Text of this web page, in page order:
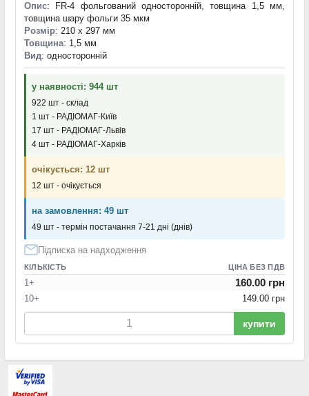
Опис: FR-4 фольгований односторонній, товщина 1,5 мм,
товщина шару фольги 35 мкм
Розмір: 210 x 297 мм
Товщина: 1,5 мм
Вид: односторонній
у наявності: 944 шт
922 шт - склад
1 шт - РАДІОМАГ-Київ
17 шт - РАДІОМАГ-Львів
4 шт - РАДІОМАГ-Харків
очікується: 12 шт
12 шт - очікується
на замовлення: 49 шт
49 шт - термін постачання 7-21 дні (днів)
Підписка на надходження
КІЛЬКІСТЬ ЦІНА БЕЗ ПДВ
1+ 160.00 грн
10+ 149.00 грн
купити